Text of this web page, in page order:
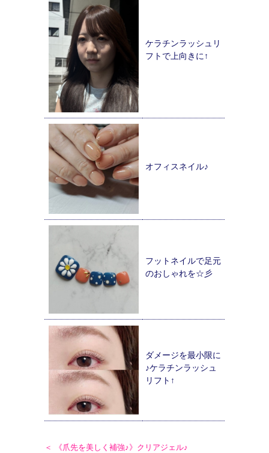
ケラチンラッシュリ
フトで上向きに↑
オフィスネイル♪
フットネイルで足元
のおしゃれを☆彡
ダメージを最小限に
♪ケラチンラッシュ
リフト↑
＜ 《爪先を美しく補強♪》クリアジェル♪